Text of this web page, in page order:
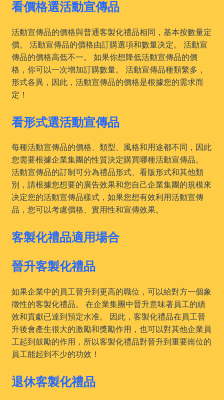
看價格選活動宣傳品
活動宣傳品的價格與普通客製化禮品相同，基本按數量定
價。 活動宣傳品的價格由訂購選項和數量决定。 活動宣
傳品的價格高低不一。 如果你想降低活動宣傳品的價
格，你可以一次增加訂購數量。 活動宣傳品種類繁多，
形式各異，因此，活動宣傳品的價格是根據您的需求而
定！
看形式選活動宣傳品
每種活動宣傳品的價格、類型、風格和用途都不同，因此
您需要根據企業集團的性質決定購買哪種活動宣傳品。
活動宣傳品的訂制可分為禮品形式、看版形式和其他類
別，請根據您想要的廣告效果和您自己企業集團的規模來
决定您的活動宣傳品樣式，如果您想有效利用活動宣傳
品，您可以考慮價格、實用性和宣傳效果。
客製化禮品適用場合
晉升客製化禮品
如果企業中的員工晉升到更高的職位，可以給對方一個象
徵性的客製化禮品。 在企業集團中晉升意味著員工的績
效和貢獻已達到預定水准。 因此，客製化禮品在員工晉
升後會產生很大的激勵和獎勵作用，也可以對其他企業員
工起到鼓勵的作用，所以客製化禮品對晉升到重要崗位的
員工能起到不少的功效！
退休客製化禮品